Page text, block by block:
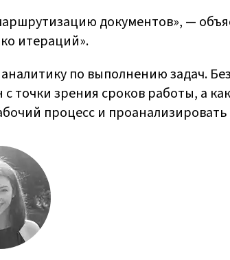
документов», —
итераций».
по выполнению задач.
точки зрения сроков работы, а
процесс и проанализировать